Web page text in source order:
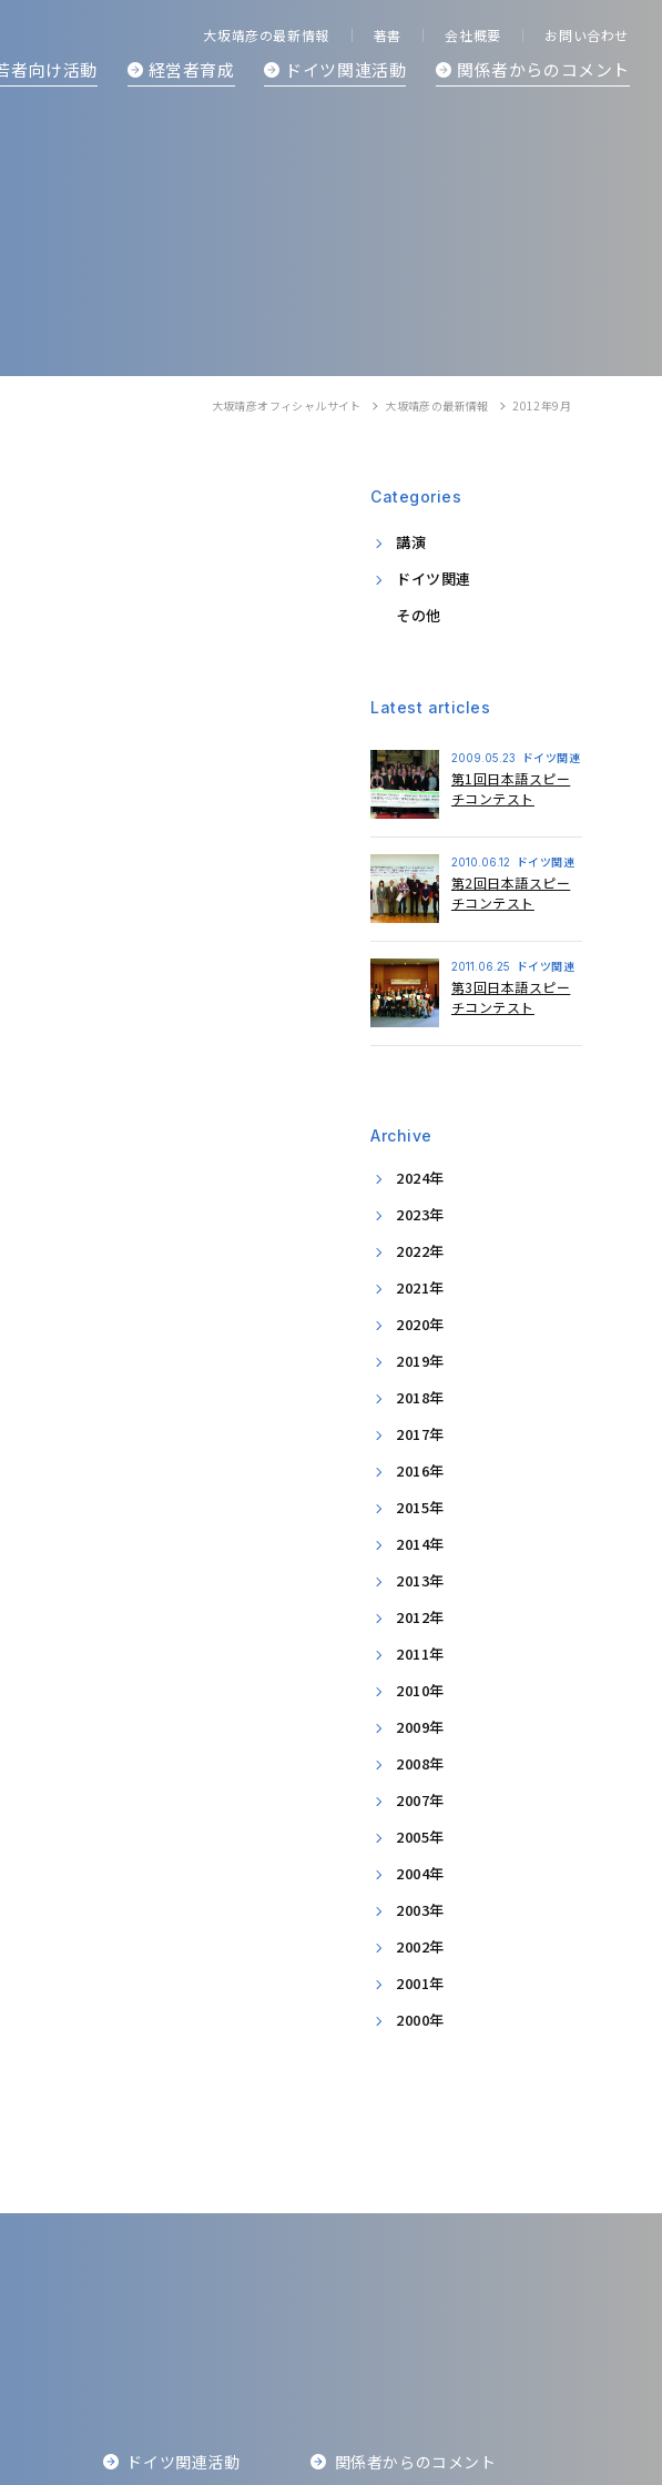
大坂靖彦の最新情報 著書 会社概要 お問い合わせ
者向け活動 経営者育成 ドイツ関連活動 関係者からの コメント
大坂靖彦オフィシャルサイト 大坂靖彦の最新情報 2012年9月
Categories
講演
ドイツ関連
その他
Latest articles
2009.05.23 ドイツ関連
第1回日本語スピー
チコンテスト
2010.06.12 ドイツ関連
第2回日本語スピー
チコンテスト
2011.06.25 ドイツ関連
第3回日本語スピー
チコンテスト
Archive
2024年
2023年
2022年
2021年
2020年
2019年
2018年
2017年
2016年
2015年
2014年
2013年
2012年
2011年
2010年
2009年
2008年
2007年
2005年
2004年
2003年
2002年
2001年
2000年
ドイツ関連活動 関係者からの コメント